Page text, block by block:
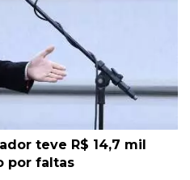
teve R$ 14,7 mil
por faltas